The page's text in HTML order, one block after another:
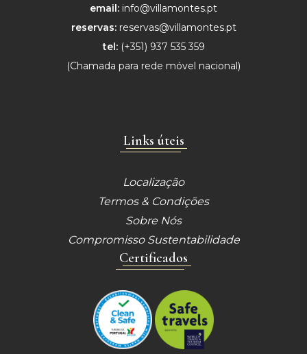
email: info@villamontes.pt
reservas: reservas@villamontes.pt
tel:(+351) 937 535 359
(Chamada para rede móvel nacional)
Links úteis
Localização
Termos & Condições
Sobre Nós
Compromisso Sustentabilidade
Certificados